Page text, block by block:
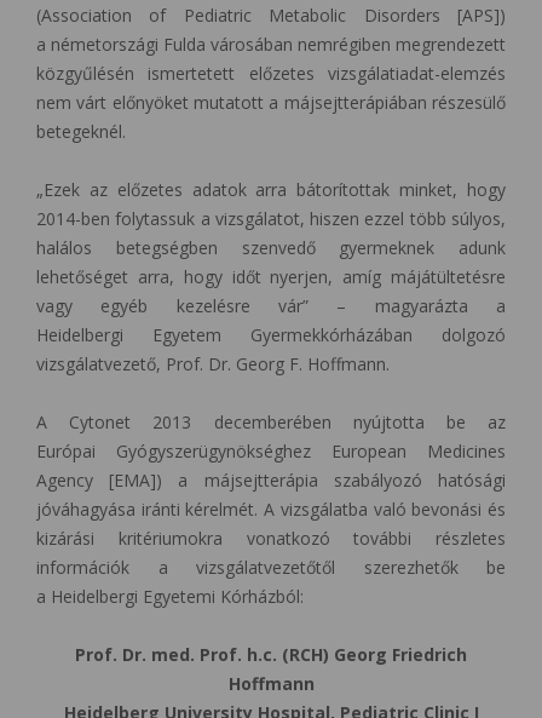
(Association of Pediatric Metabolic Disorders [APS])
a németországi Fulda városában nemrégiben megrendezett
közgyűlésén ismertetett előzetes vizsgálatiadat-elemzés
nem várt előnyöket mutatott a májsejtterápiában részesülő
betegeknél.
„Ezek az előzetes adatok arra bátorítottak minket, hogy
2014-ben folytassuk a vizsgálatot, hiszen ezzel több súlyos,
halálos betegségben szenvedő gyermeknek adunk
lehetőséget arra, hogy időt nyerjen, amíg májátültetésre
vagy egyéb kezelésre vár” – magyarázta a
Heidelbergi Egyetem Gyermekkórházában dolgozó
vizsgálatvezető, Prof. Dr. Georg F. Hoffmann.
A Cytonet 2013 decemberében nyújtotta be az
Európai Gyógyszerügynökséghez European Medicines
Agency [EMA]) a májsejtterápia szabályozó hatósági
jóváhagyása iránti kérelmét. A vizsgálatba való bevonási és
kizárási kritériumokra vonatkozó további részletes
információk a vizsgálatvezetőtől szerezhetők be
a Heidelbergi Egyetemi Kórházból:
Prof. Dr. med. Prof. h.c. (RCH) Georg Friedrich
Hoffmann
Heidelberg University Hospital, Pediatric Clinic I